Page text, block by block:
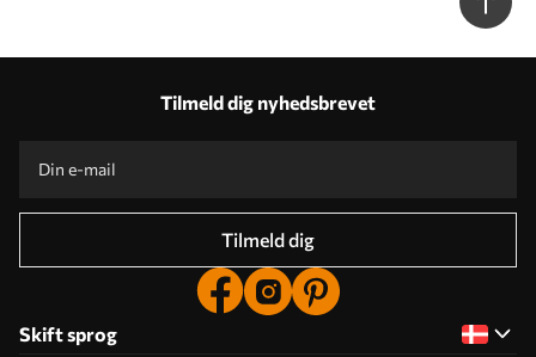
Tilmeld dig nyhedsbrevet
Tilmeld dig
Skift sprog